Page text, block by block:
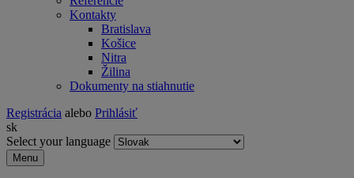
Kontakty
Bratislava
Košice
Nitra
Žilina
Dokumenty na stiahnutie
Registrácia alebo Prihlásiť
sk
Select your language
Menu